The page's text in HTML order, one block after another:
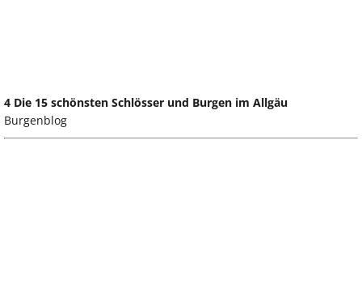
4 Die 15 schönsten Schlösser und Burgen im Allgäu
Burgenblog